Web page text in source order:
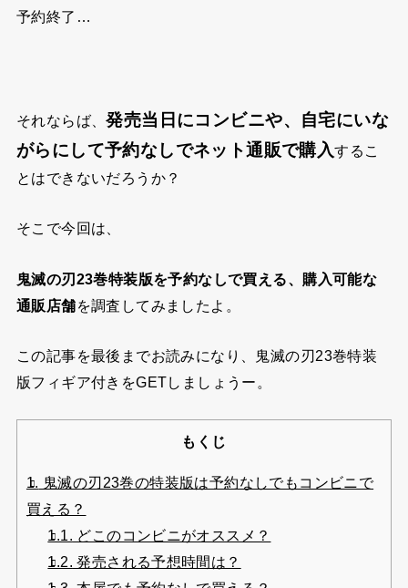
予約終了…
それならば、発売当日にコンビニや、自宅にいな
がらにして予約なしでネット通販で購入するこ
とはできないだろうか？
そこで今回は、
鬼滅の刃23巻特装版を予約なしで買える、購入可能な
通販店舗を調査してみましたよ。
この記事を最後までお読みになり、鬼滅の刃23巻特装
版フィギア付きをGETしましょうー。
もくじ
1. 鬼滅の刃23巻の特装版は予約なしでもコンビニで
買える？
1.1. どこのコンビニがオススメ？
1.2. 発売される予想時間は？